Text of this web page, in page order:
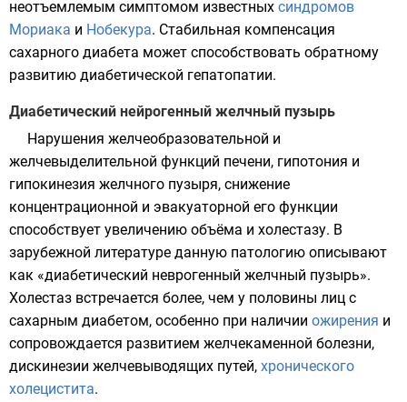
неотъемлемым симптомом известных синдромов
Мориака и Нобекура. Стабильная компенсация
сахарного диабета может способствовать обратному
развитию диабетической гепатопатии.
Диабетический нейрогенный желчный пузырь
Нарушения желчеобразовательной и
желчевыделительной функций печени, гипотония и
гипокинезия желчного пузыря, снижение
концентрационной и эвакуаторной его функции
способствует увеличению объёма и холестазу. В
зарубежной литературе данную патологию описывают
как «диабетический неврогенный желчный пузырь».
Холестаз встречается более, чем у половины лиц с
сахарным диабетом, особенно при наличии ожирения и
сопровождается развитием желчекаменной болезни,
дискинезии желчевыводящих путей, хронического
холецистита.